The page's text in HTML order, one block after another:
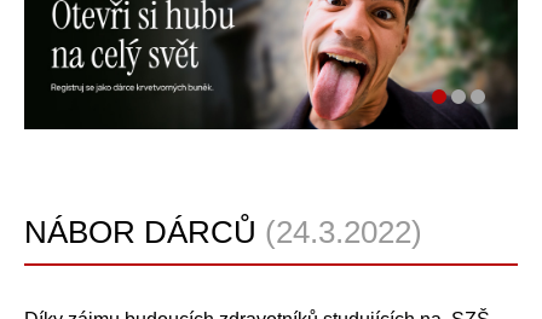
NÁBOR DÁRCŮ (24.3.2022)